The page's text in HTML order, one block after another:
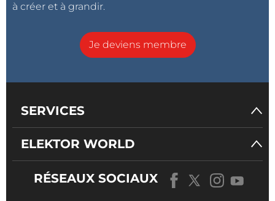
à créer et à grandir.
Je deviens membre
SERVICES
ELEKTOR WORLD
RÉSEAUX SOCIAUX